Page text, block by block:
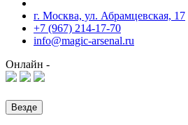
г. Москва, ул. Абрамцевская, 17
+7 (967) 214-17-70
info@magic-arsenal.ru
Онлайн -
Везде